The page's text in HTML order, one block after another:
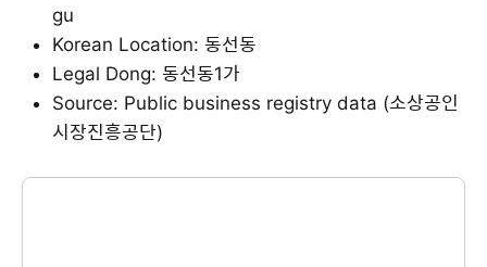
gu
Korean Location: 동선동
Legal Dong: 동선동1가
Source: Public business registry data (소상공인
시장진흥공단)